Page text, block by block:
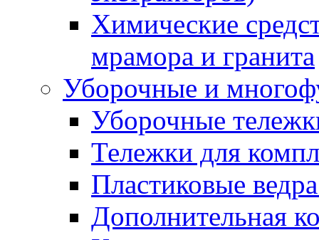
Химические
мрамора и гранита
Уборочные и
Уборочные
Тележки для
Пластиковые
Дополнительная